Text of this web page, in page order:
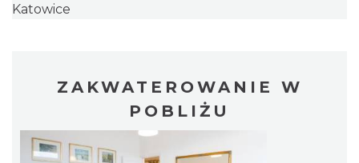
Katowice
ZAKWATEROWANIE W
POBLIŻU